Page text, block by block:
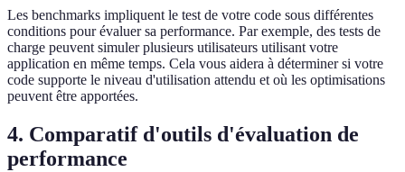
Les benchmarks impliquent le test de votre code sous différentes
conditions pour évaluer sa performance. Par exemple, des tests de
charge peuvent simuler plusieurs utilisateurs utilisant votre
application en même temps. Cela vous aidera à déterminer si votre
code supporte le niveau d'utilisation attendu et où les optimisations
peuvent être apportées.
4. Comparatif d'outils d'évaluation de
performance